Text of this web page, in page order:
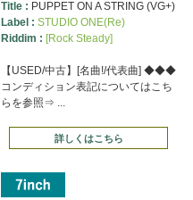
Title : PUPPET ON A STRING (VG+)
Label : STUDIO ONE(Re)
Riddim : [Rock Steady]
【USED/中古】[名曲!/代表曲] ◆◆◆
コンディション表記についてはこち
らを参照⇒ ...
詳しくはこちら